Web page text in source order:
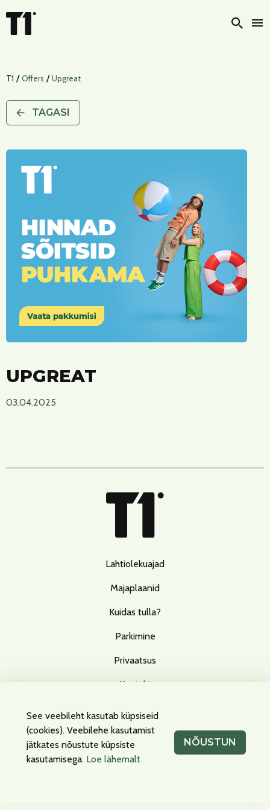
Otsi
T1 / Offers / Upgreat
TAGASI
UPGREAT
03.04.2025
Lahtiolekuajad
Majaplaanid
Kuidas tulla?
Parkimine
Privaatsus
Kontakt
Instagram
See veebileht kasutab küpsiseid
(cookies). Veebilehe kasutamist
jätkates nõustute küpsiste
kasutamisega. Loe lähemalt
NÕUSTUN